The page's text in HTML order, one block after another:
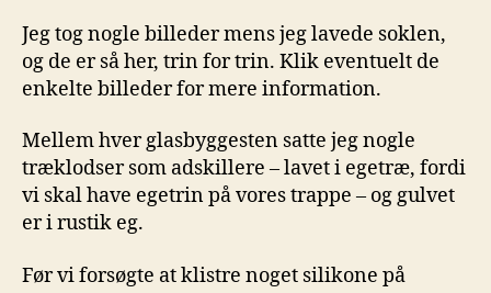
Jeg tog nogle billeder mens jeg lavede soklen,
og de er så her, trin for trin. Klik eventuelt de
enkelte billeder for mere information.
Mellem hver glasbyggesten satte jeg nogle
træklodser som adskillere – lavet i egetræ, fordi
vi skal have egetrin på vores trappe – og gulvet
er i rustik eg.
Før vi forsøgte at klistre noget silikone på